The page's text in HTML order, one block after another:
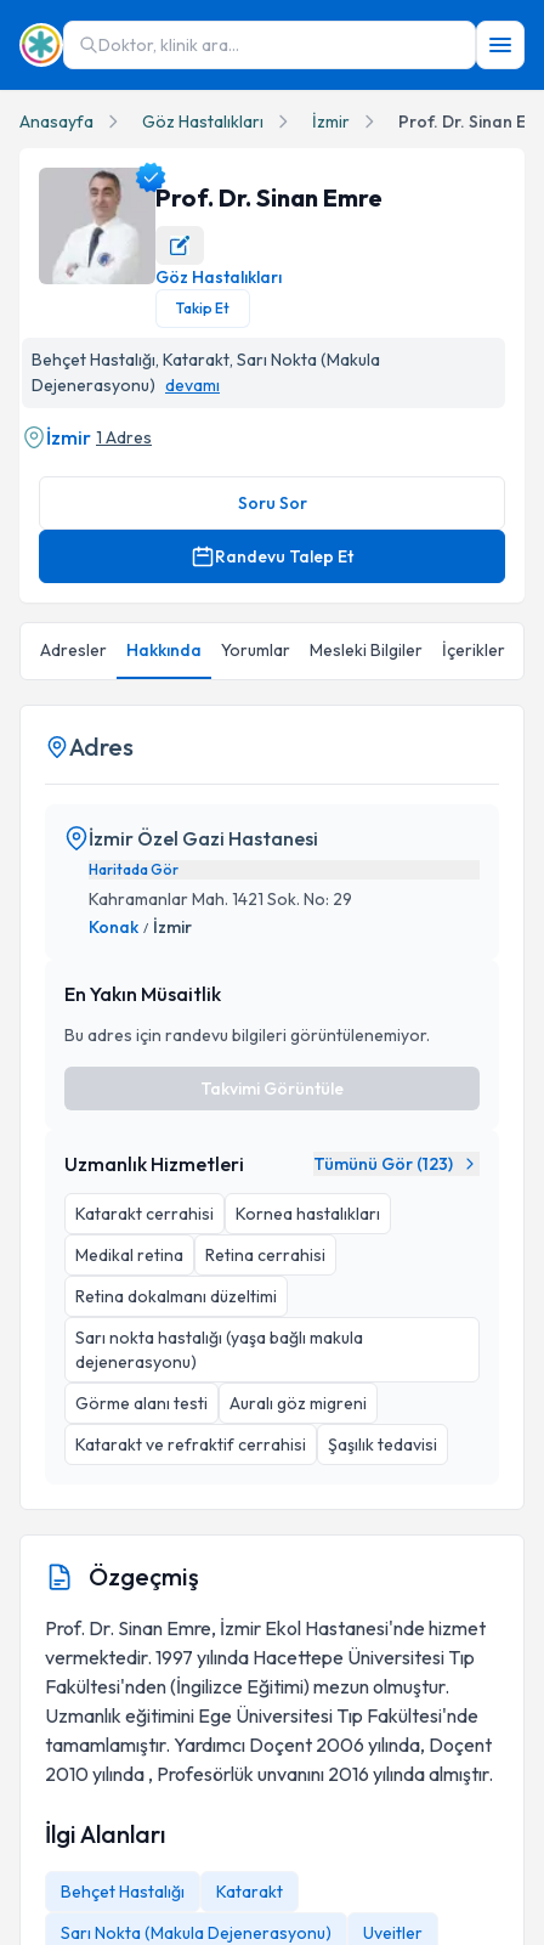
Doktor, klinik ara...
Anasayfa Göz Hastalıkları İzmir Prof. Dr. Sinan
Prof. Dr. Sinan Emre Profil Fotoğrafı
Prof. Dr. Sinan Emre
Göz Hastalıkları
Takip Et
Behçet Hastalığı, Katarakt, Sarı Nokta (Makula
Dejenerasyonu) devamı
İzmir 1 Adres
Soru Sor
Randevu Talep Et
Adresler Hakkında Yorumlar Mesleki Bilgiler İçerikler
Adres
İzmir Özel Gazi Hastanesi
Haritada Gör
Kahramanlar Mah. 1421 Sok. No: 29
Konak / İzmir
En Yakın Müsaitlik
Bu adres için randevu bilgileri görüntülenemiyor.
Takvimi Görüntüle
Uzmanlık Hizmetleri Tümünü Gör (123)
Katarakt cerrahisi
Kornea hastalıkları
Medikal retina
Retina cerrahisi
Retina dokalmanı düzeltimi
Sarı nokta hastalığı (yaşa bağlı makula
dejenerasyonu)
Görme alanı testi
Auralı göz migreni
Katarakt ve refraktif cerrahisi
Şaşılık tedavisi
Özgeçmiş
Prof. Dr. Sinan Emre, İzmir Ekol Hastanesi'nde hizmet
vermektedir. 1997 yılında Hacettepe Üniversitesi Tıp
Fakültesi'nden (İngilizce Eğitimi) mezun olmuştur.
Uzmanlık eğitimini Ege Üniversitesi Tıp Fakültesi'nde
tamamlamıştır. Yardımcı Doçent 2006 yılında, Doçent
2010 yılında , Profesörlük unvanını 2016 yılında almıştır.
İlgi Alanları
Behçet Hastalığı
Katarakt
Sarı Nokta (Makula Dejenerasyonu)
Uveitler